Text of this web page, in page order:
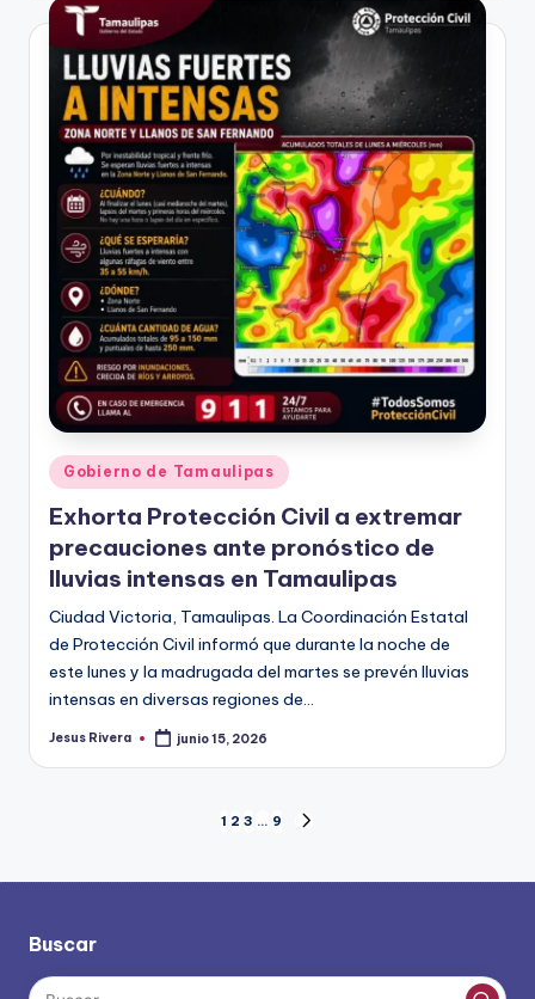
Publicado
en
Gobierno de Tamaulipas
Exhorta Protección Civil a extremar
precauciones ante pronóstico de
lluvias intensas en Tamaulipas
Ciudad Victoria, Tamaulipas. La Coordinación Estatal
de Protección Civil informó que durante la noche de
este lunes y la madrugada del martes se prevén lluvias
intensas en diversas regiones de…
Publicado
Jesus Rivera junio 15, 2026
Paginación
de
1 2 3 … 9
Buscar